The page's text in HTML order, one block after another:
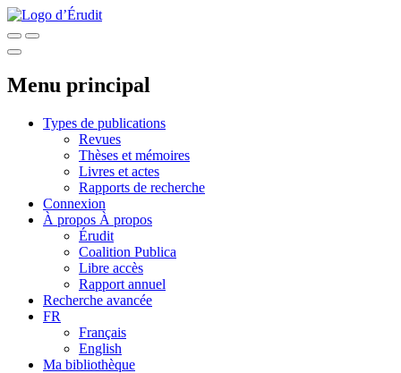
Menu principal
Types de publications
Revues
Thèses et mémoires
Livres et actes
Rapports de recherche
Connexion
À propos À propos
Érudit
Coalition Publica
Libre accès
Rapport annuel
Recherche avancée
FR
Français
English
Ma bibliothèque